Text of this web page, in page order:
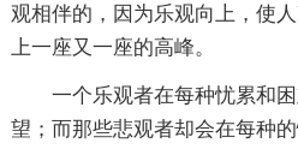
观相伴的，因为乐观向上，使
上一座又一座的高峰。
一个乐观者在每种忧累和
望；而那些悲观者却会在每种